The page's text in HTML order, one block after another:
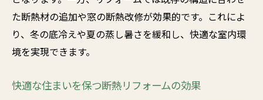
た断熱材の追加や窓の断熱改修が効果的です。これによ
り、冬の底冷えや夏の蒸し暑さを緩和し、快適な室内環
境を実現できます。
快適な住まいを保つ断熱リフォームの効果